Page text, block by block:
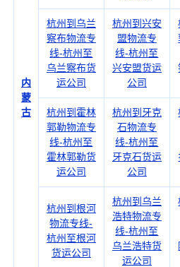
内
蒙
古
杭州到乌兰
察布物流专
线-杭州至
乌兰察布货
运公司
杭州到兴安
盟物流专
线-杭州至
兴安盟货运
公司
杭州到霍林
郭勒物流专
线-杭州至
霍林郭勒货
运公司
杭州到牙克
石物流专
线-杭州至
牙克石货运
公司
杭州到根河
物流专线-
杭州至根河
货运公司
杭州到乌兰
浩特物流专
线-杭州至
乌兰浩特货
运公司